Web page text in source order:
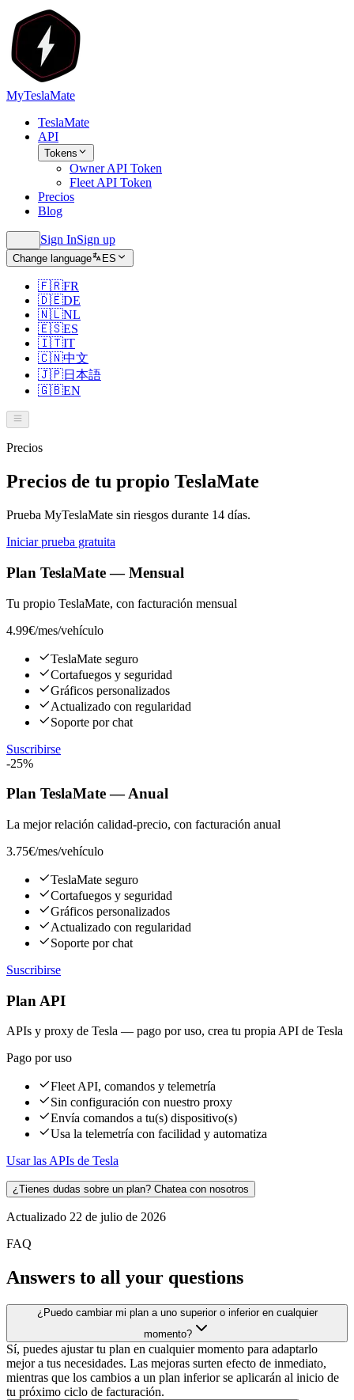
MyTeslaMate
TeslaMate
API
Tokens
Owner API Token
Fleet API Token
Precios
Blog
Sign InSign up
Change language ES
🇫🇷FR
🇩🇪DE
🇳🇱NL
🇪🇸ES
🇮🇹IT
🇨🇳中文
🇯🇵日本語
🇬🇧EN
Precios
Precios de tu propio TeslaMate
Prueba MyTeslaMate sin riesgos durante 14 días.
Iniciar prueba gratuita
Plan TeslaMate — Mensual
Tu propio TeslaMate, con facturación mensual
4.99€/mes/vehículo
TeslaMate seguro
Cortafuegos y seguridad
Gráficos personalizados
Actualizado con regularidad
Soporte por chat
Suscribirse
-25%
Plan TeslaMate — Anual
La mejor relación calidad-precio, con facturación anual
3.75€/mes/vehículo
TeslaMate seguro
Cortafuegos y seguridad
Gráficos personalizados
Actualizado con regularidad
Soporte por chat
Suscribirse
Plan API
APIs y proxy de Tesla — pago por uso, crea tu propia API de Tesla
Pago por uso
Fleet API, comandos y telemetría
Sin configuración con nuestro proxy
Envía comandos a tu(s) dispositivo(s)
Usa la telemetría con facilidad y automatiza
Usar las APIs de Tesla
¿Tienes dudas sobre un plan? Chatea con nosotros
Actualizado 22 de julio de 2026
FAQ
Answers to all your questions
¿Puedo cambiar mi plan a uno superior o inferior en cualquier
momento?
Sí, puedes ajustar tu plan en cualquier momento para adaptarlo
mejor a tus necesidades. Las mejoras surten efecto de inmediato,
mientras que los cambios a un plan inferior se aplicarán al inicio de
tu próximo ciclo de facturación.